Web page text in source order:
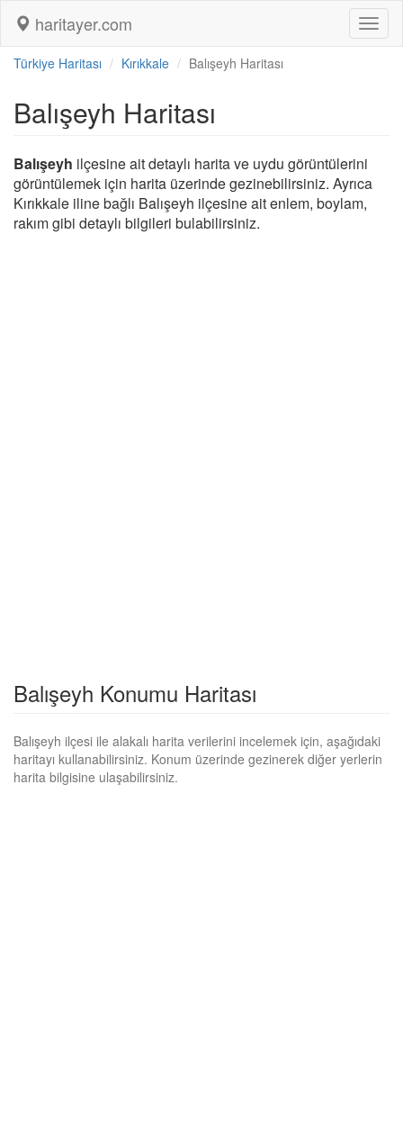
haritayer.com
Türkiye Haritası Kırıkkale Balışeyh Haritası
Balışeyh Haritası
Balışeyh ilçesine ait detaylı harita ve uydu görüntülerini
görüntülemek için harita üzerinde gezinebilirsiniz. Ayrıca
Kırıkkale iline bağlı Balışeyh ilçesine ait enlem, boylam,
rakım gibi detaylı bilgileri bulabilirsiniz.
Balışeyh Konumu Haritası
Balışeyh ilçesi ile alakalı harita verilerini incelemek için, aşağıdaki
haritayı kullanabilirsiniz. Konum üzerinde gezinerek diğer yerlerin
harita bilgisine ulaşabilirsiniz.